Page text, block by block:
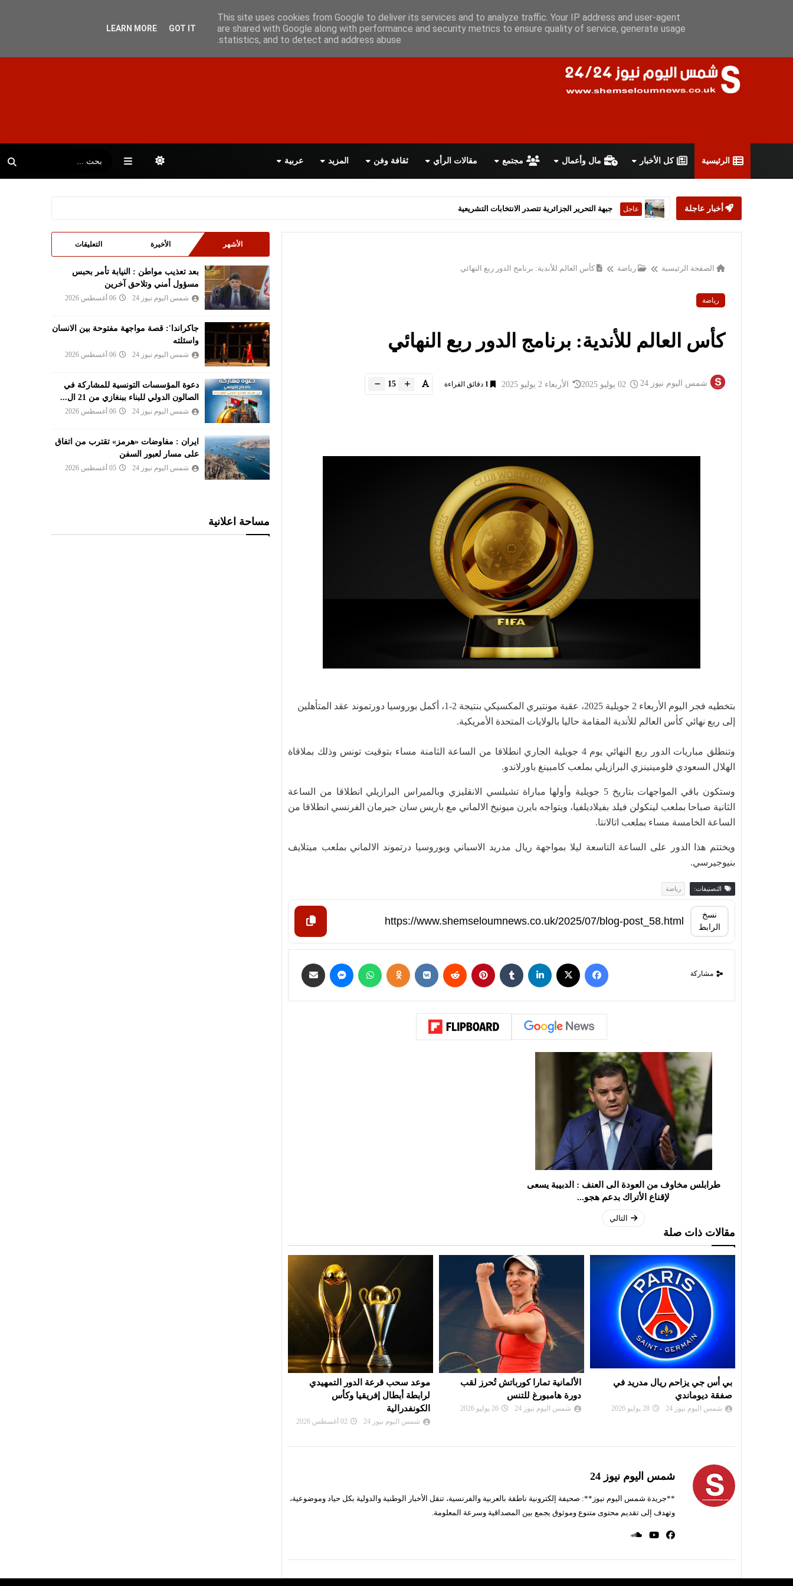
سياسة الخصوصية اتفاقية الاستخدام أعلن معانا اتصل بنا اقرأ الصحيفة PDF
الرئيسية كل الأخبار مال وأعمال مجتمع مقالات الرأي ثقافة وفن المزيد عربية
أخبار عاجلة عاجل ستارمر يعلن استقالته من رئاسة الحكومة البريطانية
الصفحة الرئيسية رياضة كأس العالم للأندية: برنامج الدور ربع النهائي
رياضة
كأس العالم للأندية: برنامج الدور ربع النهائي
شمس اليوم نيوز 24 الأربعاء 2 يوليو 2025 1 دقائق القراءة 15
بتخطيه فجر اليوم الأربعاء 2 جويلية 2025، عقبة مونتيري المكسيكي بنتيجة 2-1، أكمل بوروسيا دورتموند عقد المتأهلين
إلى ربع نهائي كأس العالم للأندية المقامة حاليا بالولايات المتحدة الأمريكية.
وتنطلق مباريات الدور ربع النهائي يوم 4 جويلية الجاري انطلاقا من الساعة الثامنة مساء بتوقيت تونس وذلك بملاقاة
الهلال السعودي فلومينينزي البرازيلي بملعب كامبينغ باورلاندو.
وستكون باقي المواجهات بتاريخ 5 جويلية وأولها مباراة تشيلسي الانقليزي وبالميراس البرازيلي انطلاقا من الساعة
الثانية صباحا بملعب لينكولن فيلد بفيلاديلفيا، ويتواجه بايرن ميونيخ الالماني مع باريس سان جيرمان الفرنسي انطلاقا من
الساعة الخامسة مساء بملعب اتالانتا.
ويختتم هذا الدور على الساعة التاسعة ليلا بمواجهة ريال مدريد الاسباني وبوروسيا درتموند الالماني بملعب ميتلايف
بنيوجيرسي.
التصنيفات: رياضة
نسخ
الرابط
مشاركة
طرابلس مخاوف من العودة الى العنف : الدبيبة يسعى
لإقناع الأتراك بدعم هجو...
التالي
مقالات ذات صلة
الألمانية تمارا كورباتش تُحرز لقب
دورة هامبورغ للتنس
شمس اليوم نيوز 24 26 يوليو 2026
موعد سحب قرعة الدور التمهيدي
لرابطة أبطال إفريقيا وكأس
الكونفدرالية
بي أس جي يزاحم ريال مدريد في
صفقة ديوماندي
شمس اليوم نيوز 24
شمس اليوم نيوز 24
**جريدة شمس اليوم نيوز**: صحيفة إلكترونية ناطقة بالعربية والفرنسية، تنقل الأخبار الوطنية والدولية بكل حياد وموضوعية،
وتهدف إلى تقديم محتوى متنوع وموثوق يجمع بين المصداقية وسرعة المعلومة.
الأشهر الأخيرة التعليقات
بعد تعذيب مواطن : النيابة تأمر بحبس
مسؤول أمني وتلاحق آخرين
شمس اليوم نيوز 24 06 أغسطس 2026
جاكراندا': قصة مواجهة مفتوحة بين الانسان
واسئلته
شمس اليوم نيوز 24 06 أغسطس 2026
دعوة المؤسسات التونسية للمشاركة في
الصالون الدولي للبناء ببنغازي من 21 ال...
شمس اليوم نيوز 24 06 أغسطس 2026
ايران : مفاوضات «هرمز» تقترب من اتفاق
على مسار لعبور السفن
شمس اليوم نيوز 24 05 أغسطس 2026
مساحة اعلانية
This site uses cookies from Google to deliver its services and to analyze traffic. Your IP address and user-agent
are shared with Google along with performance and security metrics to ensure quality of service, generate usage
statistics, and to detect and address abuse.
LEARN MORE GOT IT